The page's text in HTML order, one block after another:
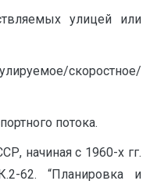
улицей или
скоростное/
потока.
начиная с 1960-х гг.
62. “Планировка и